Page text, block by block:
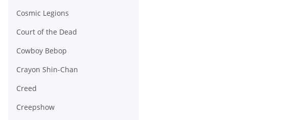
Cosmic Legions
Court of the Dead
Cowboy Bebop
Crayon Shin-Chan
Creed
Creepshow